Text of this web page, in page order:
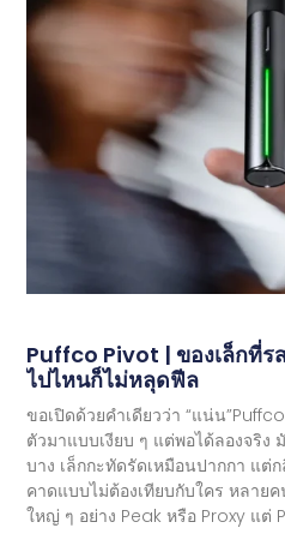
Puffco Pivot | ของเล็กที่
ไปไหนก็ไม่หลุดฟีล
ขอเปิดด้วยคำเดียวว่า “แน่น
ตัวมาแบบเงียบ ๆ แต่พอได้ลองจริง
บาง เล็กกะทัดรัดเหมือนปากกา แ
คาดแบบไม่ต้องเทียบกับใคร หลาย
ใหญ่ ๆ อย่าง Peak หรือ Proxy แต่